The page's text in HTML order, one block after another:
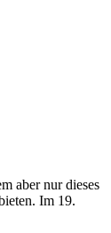
aber nur dieses
Im 19.